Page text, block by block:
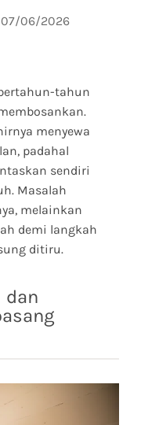
07/06/2026
tahun
menyewa
padahal
sendiri
Masalah
melainkan
demi langkah
ditiru.
dan